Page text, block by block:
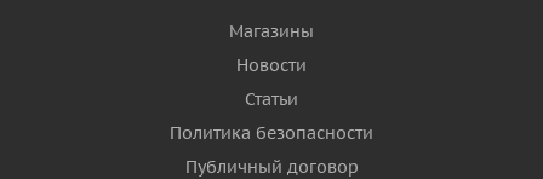
Магазины
Новости
Статьи
Политика безопасности
Публичный договор